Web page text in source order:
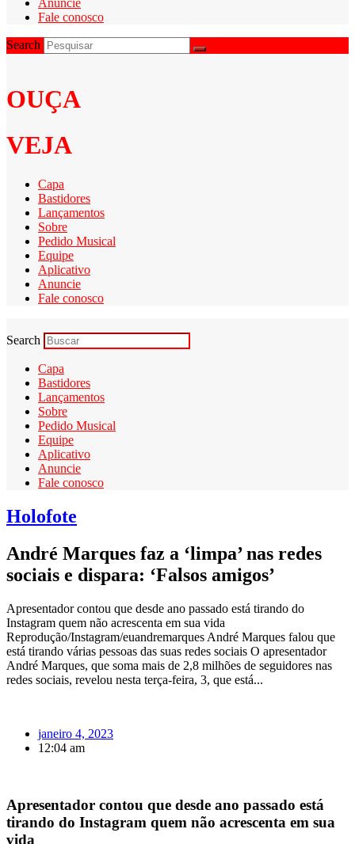
Fale conosco
Search
OUÇA
VEJA
Capa
Bastidores
Lançamentos
Sobre
Pedido Musical
Equipe
Aplicativo
Anuncie
Fale conosco
Search
Capa
Bastidores
Lançamentos
Sobre
Pedido Musical
Equipe
Aplicativo
Anuncie
Fale conosco
Holofote
André Marques faz a ‘limpa’ nas redes
sociais e dispara: ‘Falsos amigos’
Apresentador contou que desde ano passado está tirando do
Instagram quem não acrescenta em sua vida
Reprodução/Instagram/euandremarques André Marques falou que
está tirando várias pessoas das suas redes sociais O apresentador
André Marques, que soma mais de 2,8 milhões de seguidores nas
redes sociais, revelou nesta terça-feira, 3, que está...
janeiro 4, 2023
12:04 am
Apresentador contou que desde ano passado está
tirando do Instagram quem não acrescenta em sua
vida